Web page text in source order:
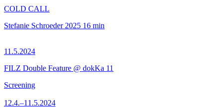
COLD CALL
Stefanie Schroeder 2025 16 min
11.5.2024
FILZ Double Feature @ dokKa 11
Screening
12.4.–11.5.2024